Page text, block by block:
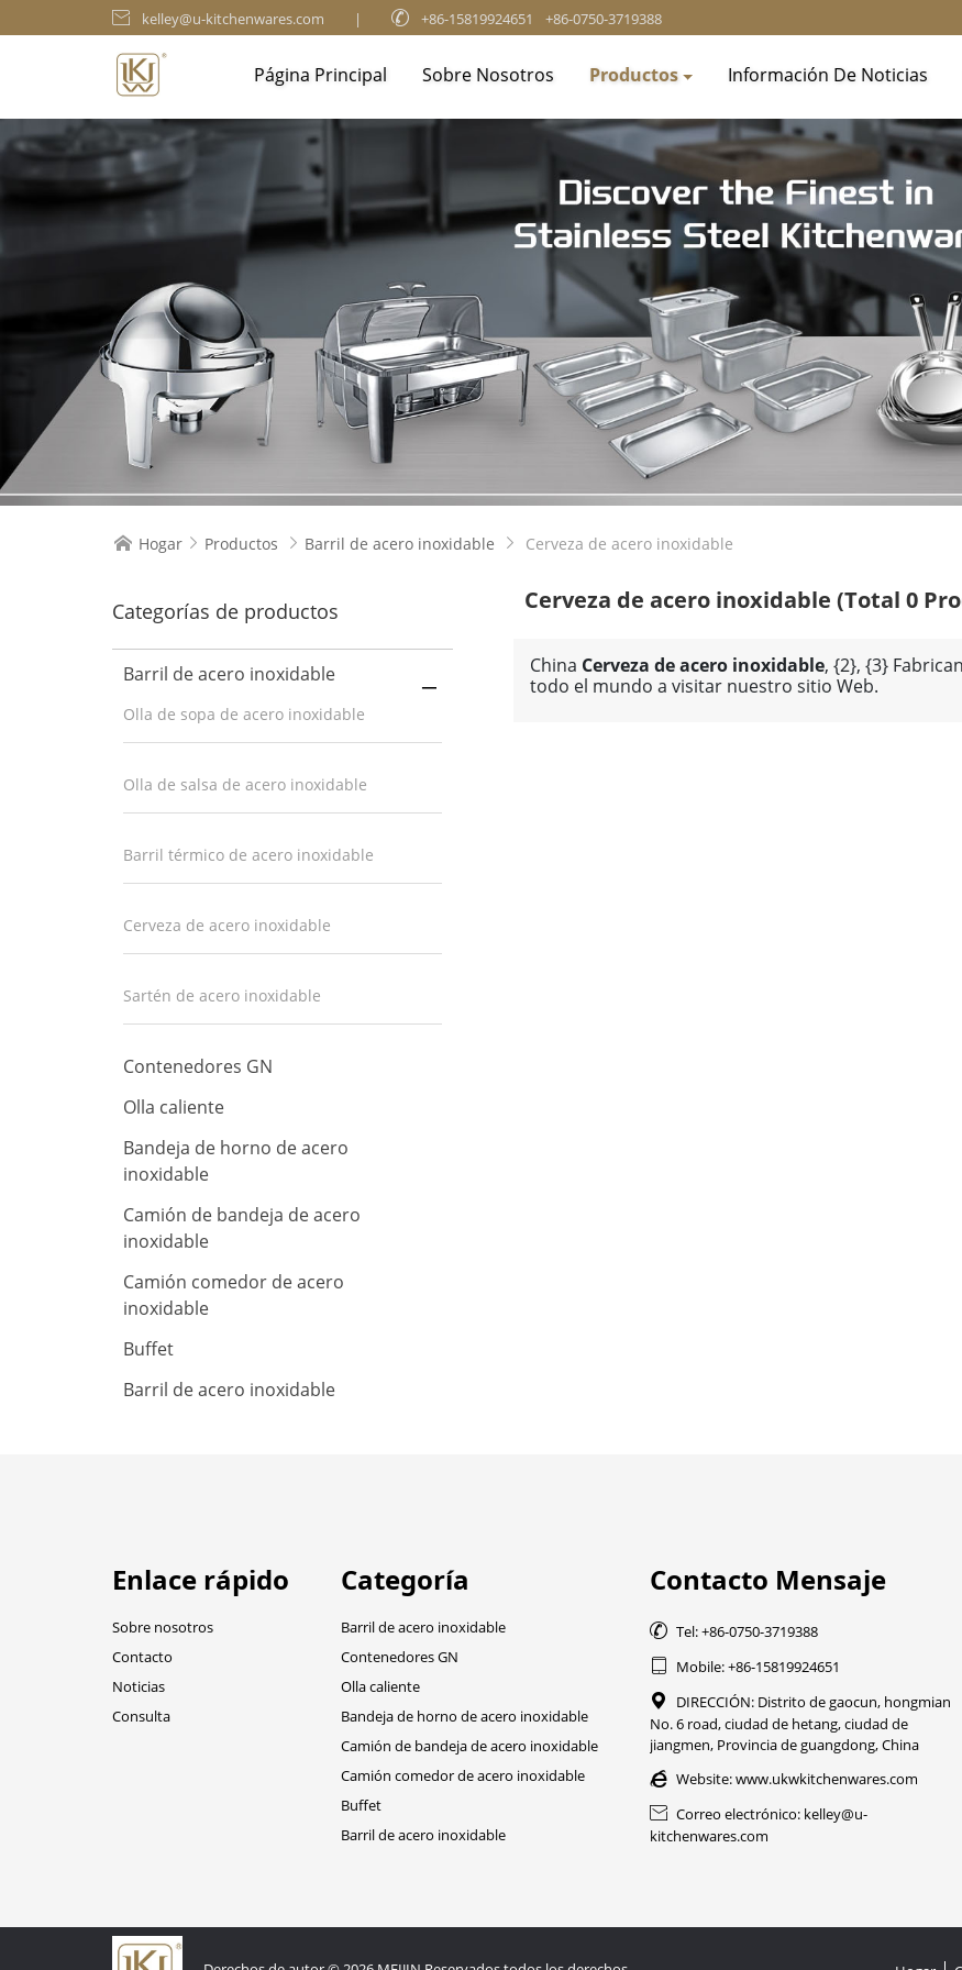
 kelley@u-kitchenwares.com |  +86-15819924651 +86-0750-3719388
Página Principal Sobre Nosotros Productos Información De Noticias
 Hogar  Productos  Barril de acero inoxidable  Cerveza de acero inoxidable
Categorías de productos
Barril de acero inoxidable

Olla de sopa de acero inoxidable
Olla de salsa de acero inoxidable
Barril térmico de acero inoxidable
Cerveza de acero inoxidable
Sartén de acero inoxidable
Contenedores GN
Olla caliente
Bandeja de horno de acero
inoxidable
Camión de bandeja de acero
inoxidable
Camión comedor de acero
inoxidable
Buffet
Barril de acero inoxidable
Cerveza de acero inoxidable (Total 0
China Cerveza de acero inoxidable, {2}, {3}
todo el mundo a visitar nuestro sitio Web.
Enlace rápido
Sobre nosotros
Contacto
Noticias
Consulta
Categoría
Barril de acero inoxidable
Contenedores GN
Olla caliente
Bandeja de horno de acero inoxidable
Camión de bandeja de acero inoxidable
Camión comedor de acero inoxidable
Buffet
Barril de acero inoxidable
Contacto Mensaje
 Tel: +86-0750-3719388
 Mobile: +86-15819924651

DIRECCIÓN: Distrito de gaocun, hongmian
No. 6 road, ciudad de hetang, ciudad de
jiangmen, Provincia de guangdong, China
 Website:www.ukwkitchenwares.com
 Correo electrónico: kelley@u-
kitchenwares.com